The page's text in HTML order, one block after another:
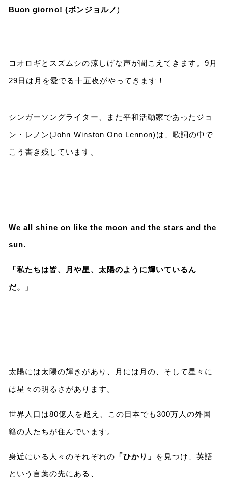
Buon giorno! (ボンジョルノ)
コオロギとスズムシの涼しげな声が聞こえてきます。9月
29日は月を愛でる十五夜がやってきます！
シンガーソングライター、また平和活動家であったジョ
ン・レノン(John Winston Ono Lennon)は、歌詞の中で
こう書き残しています。
We all shine on like the moon and the stars and the
sun.
「私たちは皆、月や星、太陽のように輝いているん
だ。」
太陽には太陽の輝きがあり、月には月の、そして星々に
は星々の明るさがあります。
世界人口は80億人を超え、この日本でも300万人の外国
籍の人たちが住んでいます。
身近にいる人々のそれぞれの 「ひかり」
を見つけ、英語
という言葉の先にある、